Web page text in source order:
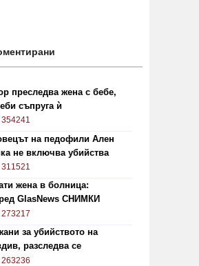
преследва жена с бебе,
съпруга ѝ
354241
на педофили Ален
не включва убийства
311521
жена в болница:
GlasNews СНИМКИ
273217
за убийството на
разследва се
263236